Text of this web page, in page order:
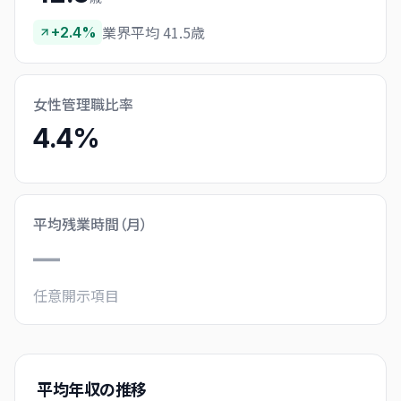
+2.4% 業界平均 41.5歳
女性管理職比率
4.4%
平均残業時間（月）
—
任意開示項目
平均年収の推移